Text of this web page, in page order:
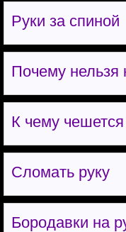
Руки за спиной
Почему нельзя
К чему чешется
Сломать руку
Бородавки на